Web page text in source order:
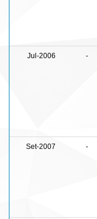
Jul-2006 -
Set-2007 -